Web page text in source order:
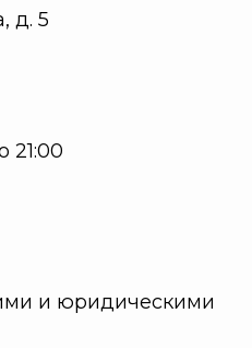
д. 5
21:00
и юридическими